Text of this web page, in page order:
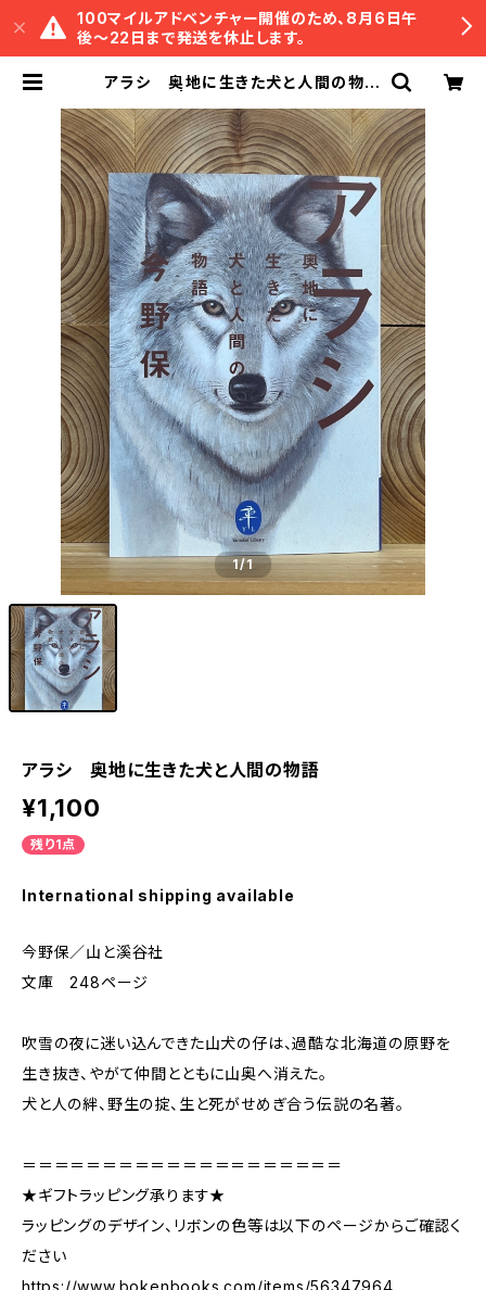
100マイルアドベンチャー開催のため、8月6日午
後〜22日まで発送を休止します。
アラシ 奥地に生きた犬と人間の物語
1/1
アラシ 奥地に生きた犬と人間の物語
¥1,100
残り1点
International shipping available
今野保／山と溪谷社
文庫 248ページ
吹雪の夜に迷い込んできた山犬の仔は、過酷な北海道の原野を
生き抜き、やがて仲間とともに山奥へ消えた。
犬と人の絆、野生の掟、生と死がせめぎ合う伝説の名著。
＝＝＝＝＝＝＝＝＝＝＝＝＝＝＝＝＝＝＝＝
★ギフトラッピング承ります★
ラッピングのデザイン、リボンの色等は以下のページからご確認く
ださい
https://www.bokenbooks.com/items/56347964